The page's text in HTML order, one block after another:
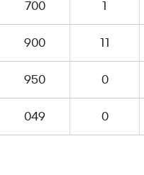
700
900
950 0
049 0